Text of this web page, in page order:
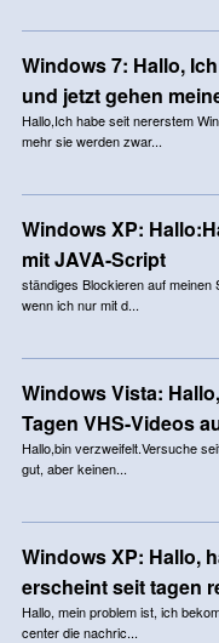
Windows 7: Hallo,
und jetzt gehen
Hallo,Ich habe seit nererstem
mehr sie werden zwar...
Windows XP:
mit JAVA-Script
ständiges Blockieren auf
wenn ich nur mit d...
Windows Vista:
Tagen VHS-Videos
Hallo,bin verzweifelt.Versuche
gut, aber keinen...
Windows XP: Hallo,
erscheint seit tagen
Hallo, mein problem ist, ich
center die nachric...